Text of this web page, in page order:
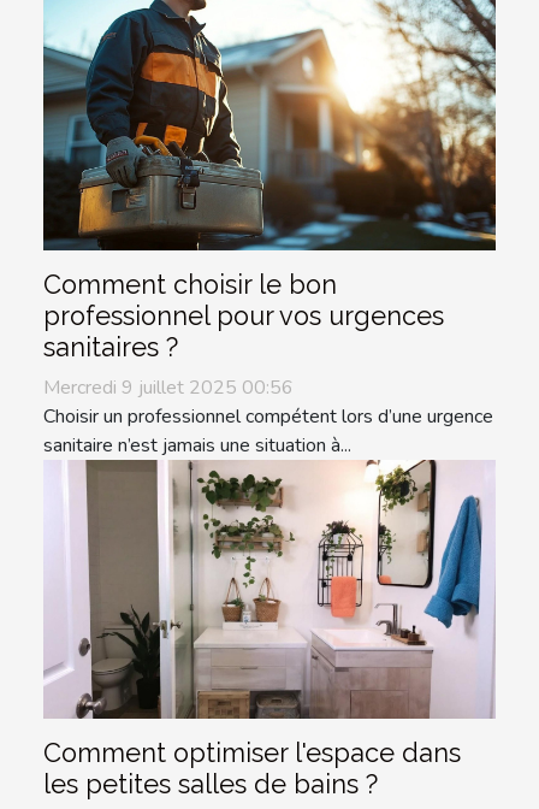
Comment choisir le bon
professionnel pour vos urgences
sanitaires ?
Mercredi 9 juillet 2025 00:56
Choisir un professionnel compétent lors d’une urgence
sanitaire n’est jamais une situation à...
Comment optimiser l'espace dans
les petites salles de bains ?